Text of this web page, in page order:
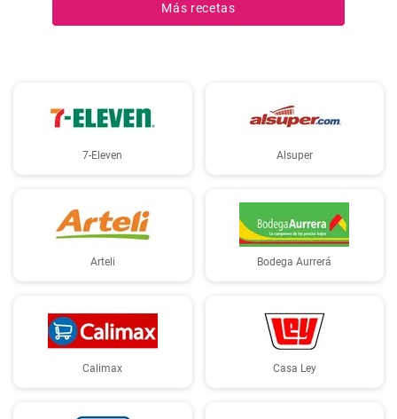
Más recetas
7-Eleven Alsuper
Arteli Bodega Aurrerá
Calimax Casa Ley